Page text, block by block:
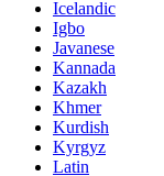
Icelandic
Igbo
Javanese
Kannada
Kazakh
Khmer
Kurdish
Kyrgyz
Latin